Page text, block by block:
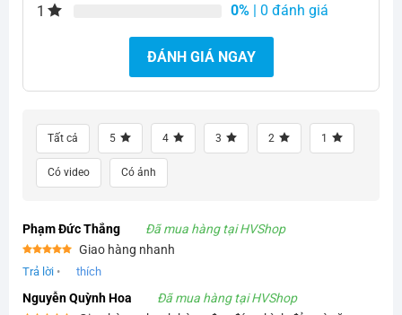
1
0% | 0 đánh giá
ĐÁNH GIÁ NGAY
Tất cả 5 4 3 2 1
Có video Có ảnh
Phạm Đức Thắng Đã mua hàng tại HVShop
Được xếp
hạng55
Giao hàng nhanh
Trả lời • thích
Nguyễn Quỳnh Hoa Đã mua hàng tại HVShop